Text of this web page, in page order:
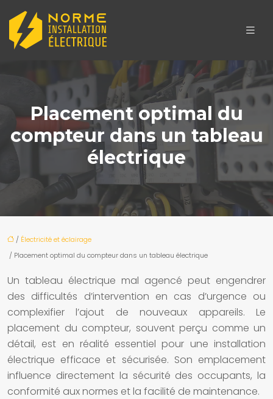
Placement optimal du
compteur dans un tableau
électrique
/ Électricité et éclairage
/ Placement optimal du compteur dans un tableau électrique
Un tableau électrique mal agencé peut engendrer
des difficultés d’intervention en cas d’urgence ou
complexifier l’ajout de nouveaux appareils. Le
placement du compteur, souvent perçu comme un
détail, est en réalité essentiel pour une installation
électrique efficace et sécurisée. Son emplacement
influence directement la sécurité des occupants, la
conformité aux normes et la facilité de maintenance.